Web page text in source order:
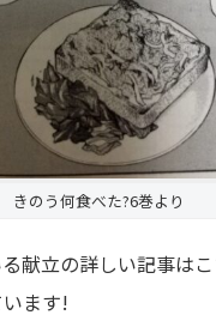
きのう何食べた?6巻より
献立の詳しい記事は
ます!